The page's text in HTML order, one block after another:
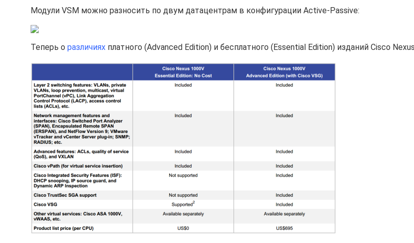
Модули VSM можно разносить по двум датацентрам в конфигурации Active-Passive:
Теперь о различиях платного (Advanced Edition) и бесплатного (Essential Edition) изданий Cisco